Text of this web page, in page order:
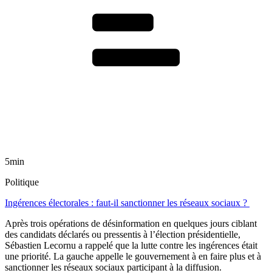
5min
Politique
Ingérences électorales : faut-il sanctionner les réseaux sociaux ?
Après trois opérations de désinformation en quelques jours ciblant
des candidats déclarés ou pressentis à l’élection présidentielle,
Sébastien Lecornu a rappelé que la lutte contre les ingérences était
une priorité. La gauche appelle le gouvernement à en faire plus et à
sanctionner les réseaux sociaux participant à la diffusion.